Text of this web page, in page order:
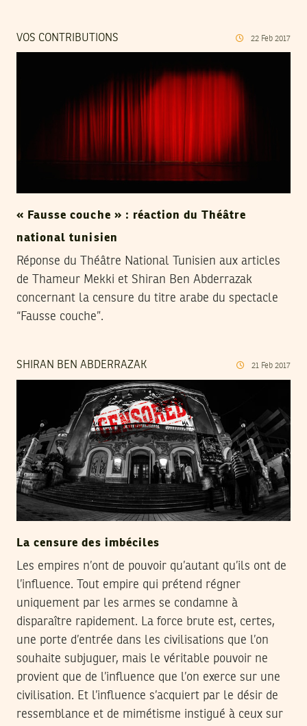
VOS CONTRIBUTIONS 22 Feb 2017
« Fausse couche » : réaction du Théâtre
national tunisien
Réponse du Théâtre National Tunisien aux articles
de Thameur Mekki et Shiran Ben Abderrazak
concernant la censure du titre arabe du spectacle
“Fausse couche”.
SHIRAN BEN ABDERRAZAK 21 Feb 2017
La censure des imbéciles
Les empires n’ont de pouvoir qu’autant qu’ils ont de
l’influence. Tout empire qui prétend régner
uniquement par les armes se condamne à
disparaître rapidement. La force brute est, certes,
une porte d’entrée dans les civilisations que l’on
souhaite subjuguer, mais le véritable pouvoir ne
provient que de l’influence que l’on exerce sur une
civilisation. Et l’influence s’acquiert par le désir de
ressemblance et de mimétisme instigué à ceux sur